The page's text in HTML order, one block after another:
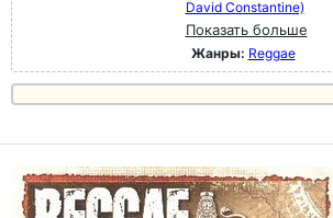
David Constantine)
Показать больше
Жанры: Reggae